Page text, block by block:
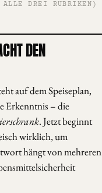
DREI RUBRIKEN)
DEN
auf dem Speiseplan,
Erkenntnis – die
. Jetzt beginnt
wirklich, um
hängt von mehreren